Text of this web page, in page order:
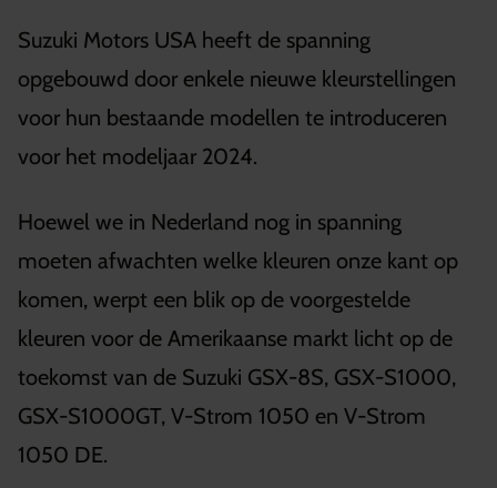
Suzuki Motors USA heeft de spanning
opgebouwd door enkele nieuwe kleurstellingen
voor hun bestaande modellen te introduceren
voor het modeljaar 2024.
Hoewel we in Nederland nog in spanning
moeten afwachten welke kleuren onze kant op
komen, werpt een blik op de voorgestelde
kleuren voor de Amerikaanse markt licht op de
toekomst van de Suzuki GSX-8S, GSX-S1000,
GSX-S1000GT, V-Strom 1050 en V-Strom
1050 DE.